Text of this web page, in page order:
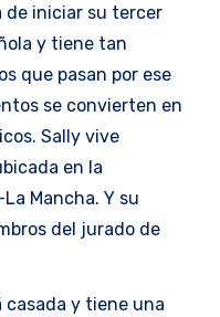
de iniciar su tercer
y tiene tan
que pasan por ese
se convierten en
Sally vive
en la
Mancha. Y su
del jurado de
casada y tiene una